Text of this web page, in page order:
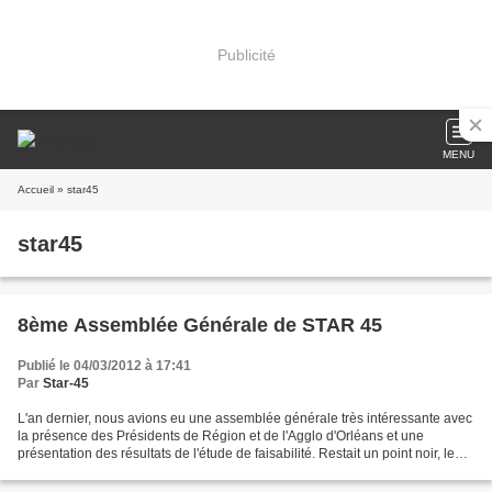
Publicité
MENU
Accueil » star45
star45
8ème Assemblée Générale de STAR 45
Publié le 04/03/2012 à 17:41
Par Star-45
L'an dernier, nous avions eu une assemblée générale très intéressante avec
la présence des Présidents de Région et de l'Agglo d'Orléans et une
présentation des résultats de l'étude de faisabilité. Restait un point noir, le